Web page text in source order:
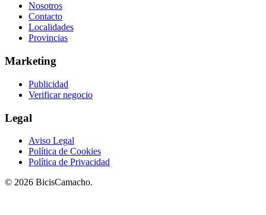
Nosotros
Contacto
Localidades
Provincias
Marketing
Publicidad
Verificar negocio
Legal
Aviso Legal
Política de Cookies
Política de Privacidad
© 2026 BicisCamacho.